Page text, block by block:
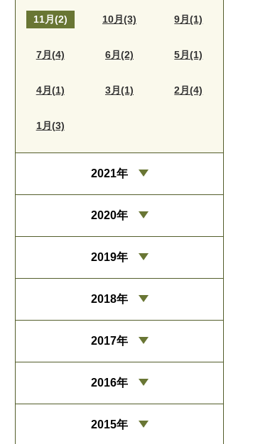
11月(2) 10月(3) 9月(1)
7月(4) 6月(2) 5月(1)
4月(1) 3月(1) 2月(4)
1月(3)
2021年
2020年
2019年
2018年
2017年
2016年
2015年